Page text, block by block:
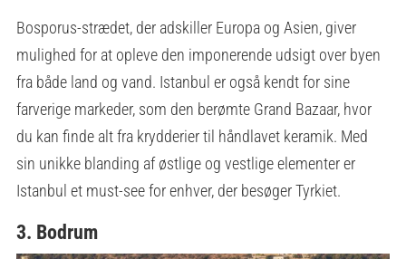
Bosporus-strædet, der adskiller Europa og Asien, giver
mulighed for at opleve den imponerende udsigt over byen
fra både land og vand. Istanbul er også kendt for sine
farverige markeder, som den berømte Grand Bazaar, hvor
du kan finde alt fra krydderier til håndlavet keramik. Med
sin unikke blanding af østlige og vestlige elementer er
Istanbul et must-see for enhver, der besøger Tyrkiet.
3. Bodrum